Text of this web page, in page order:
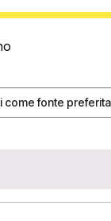
come fonte